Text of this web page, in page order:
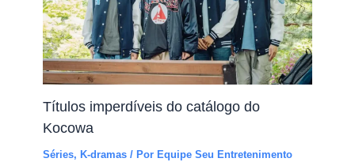
Títulos imperdíveis do catálogo do
Kocowa
Séries, K-dramas / Por Equipe Seu Entretenimento